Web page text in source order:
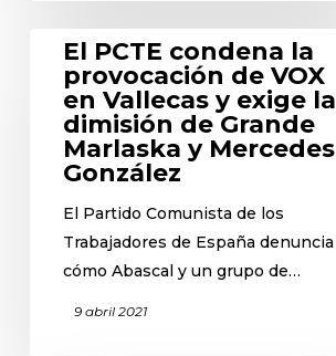
El PCTE condena la
provocación de VOX
en Vallecas y exige la
dimisión de Grande
Marlaska y Mercedes
González
El Partido Comunista de los
Trabajadores de España denuncia
cómo Abascal y un grupo de…
9 abril 2021